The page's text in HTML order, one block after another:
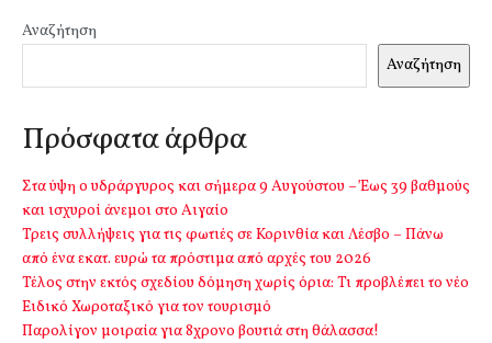
Αναζήτηση
Αναζήτηση
Πρόσφατα άρθρα
Στα ύψη ο υδράργυρος και σήμερα 9 Αυγούστου – Έως 39 βαθμούς
και ισχυροί άνεμοι στο Αιγαίο
Τρεις συλλήψεις για τις φωτιές σε Κορινθία και Λέσβο – Πάνω
από ένα εκατ. ευρώ τα πρόστιμα από αρχές του 2026
Τέλος στην εκτός σχεδίου δόμηση χωρίς όρια: Τι προβλέπει το νέο
Ειδικό Χωροταξικό για τον τουρισμό
Παρολίγον μοιραία για 8χρονο βουτιά στη θάλασσα!